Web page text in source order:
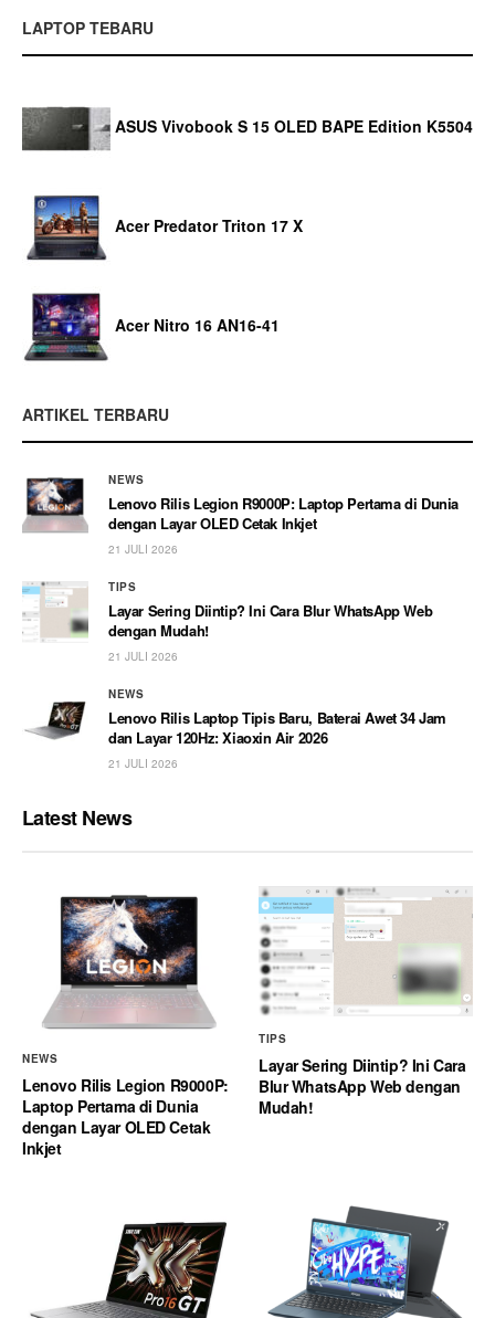
LAPTOP TEBARU
ASUS Vivobook S 15 OLED BAPE Edition K5504
Acer Predator Triton 17 X
Acer Nitro 16 AN16-41
ARTIKEL TERBARU
NEWS
Lenovo Rilis Legion R9000P: Laptop Pertama di Dunia
dengan Layar OLED Cetak Inkjet
21 JULI 2026
TIPS
Layar Sering Diintip? Ini Cara Blur WhatsApp Web
dengan Mudah!
21 JULI 2026
NEWS
Lenovo Rilis Laptop Tipis Baru, Baterai Awet 34 Jam
dan Layar 120Hz: Xiaoxin Air 2026
21 JULI 2026
Latest News
NEWS
Lenovo Rilis Legion R9000P:
Laptop Pertama di Dunia
dengan Layar OLED Cetak
Inkjet
TIPS
Layar Sering Diintip? Ini Cara
Blur WhatsApp Web dengan
Mudah!